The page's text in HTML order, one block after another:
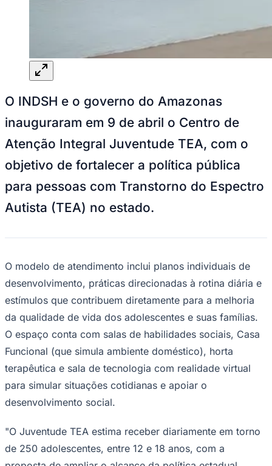
Brasileirão Série A
Brasileirão Série B
Copa do Brasil
Libertadores
Sul-Americana
Copa América
Champions League
Premier League
La Liga
Mundial 2026
Times - Ir direto
O INDSH e o governo do Amazonas
inauguraram em 9 de abril o Centro de
Atenção Integral Juventude TEA, com o
objetivo de fortalecer a política pública
para pessoas com Transtorno do Espectro
Autista (TEA) no estado.
O modelo de atendimento inclui planos individuais de
desenvolvimento, práticas direcionadas à rotina diária e
estímulos que contribuem diretamente para a melhoria
da qualidade de vida dos adolescentes e suas famílias.
O espaço conta com salas de habilidades sociais, Casa
Funcional (que simula ambiente doméstico), horta
terapêutica e sala de tecnologia com realidade virtual
para simular situações cotidianas e apoiar o
desenvolvimento social.
"O Juventude TEA estima receber diariamente em torno
de 250 adolescentes, entre 12 e 18 anos, com a